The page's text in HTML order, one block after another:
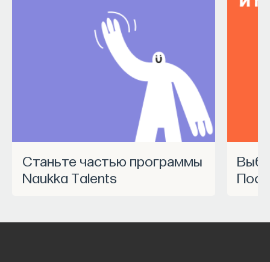
Станьте частью программы
Naukka Talents
Выбрать курс Академии